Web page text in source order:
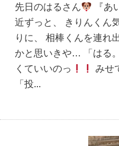
先日のはるさん 『あ
近ずっと、 きりんくん
りに、 相棒くんを連れ
かと思いきや… 「はる
くていいのっ
みせ
「投...